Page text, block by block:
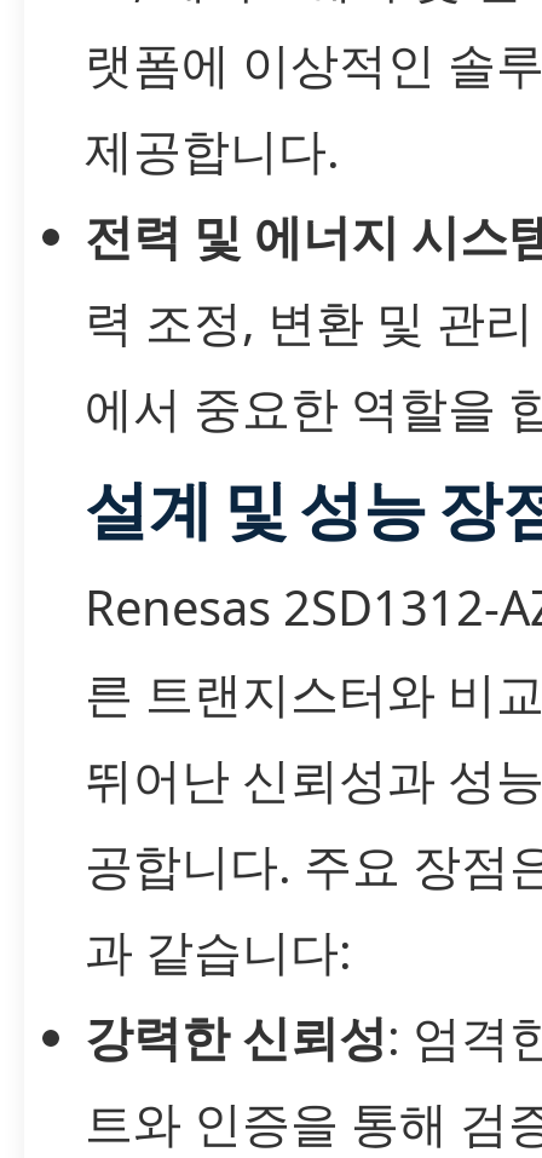
랫폼에 이상적인 솔
제공합니다.
전력 및 에너지 시스
력 조정, 변환 및 관
에서 중요한 역할을
설계 및 성능 장
Renesas 2SD1312-
른 트랜지스터와 비
뛰어난 신뢰성과 성
공합니다. 주요 장점
과 같습니다:
강력한 신뢰성: 엄격
트와 인증을 통해 검